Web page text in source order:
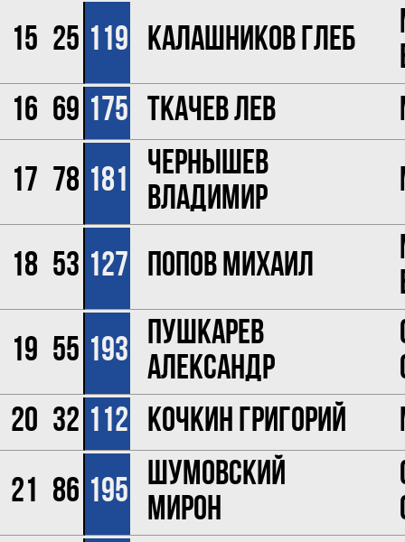
15 25 119 Калашников Глеб
16 69 175 Ткачев Лев
17 78 181
Чернышев
Владимир
18 53 127 Попов Михаил
19 55 193 Пушкарев
Александр
20 32 112 Кочкин Григорий
21 86 195 Шумовский
Мирон